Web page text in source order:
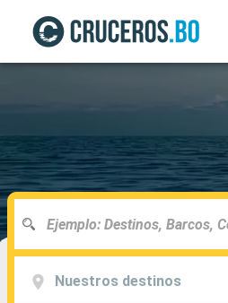
Nuestros destinos